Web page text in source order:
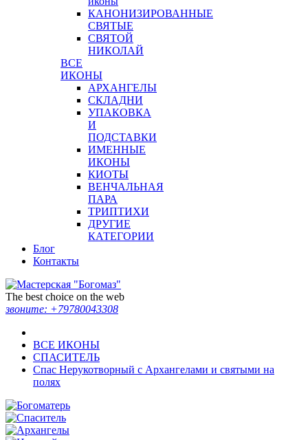
КАНОНИЗИРОВАННЫЕ
СВЯТЫЕ
СВЯТОЙ
НИКОЛАЙ
ВСЕ
ИКОНЫ
АРХАНГЕЛЫ
СКЛАДНИ
УПАКОВКА
И
ПОДСТАВКИ
ИМЕННЫЕ
ИКОНЫ
КИОТЫ
ВЕНЧАЛЬНАЯ
ПАРА
ТРИПТИХИ
ДРУГИЕ
КАТЕГОРИИ
Блог
Контакты
The best choice on the web
звоните: +79780043308
ВСЕ ИКОНЫ
СПАСИТЕЛЬ
Спас Нерукотворный с Архангелами и святыми на
полях